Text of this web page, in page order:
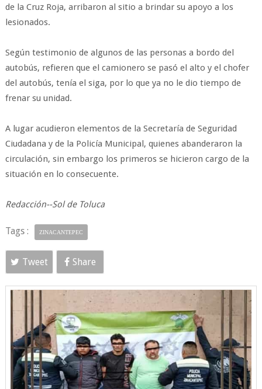
de la Cruz Roja, arribaron al sitio a brindar su apoyo a los
lesionados.
Según testimonio de algunos de las personas a bordo del
autobús, refieren que el camionero se pasó el alto y el chofer
del autobús, tenía el siga, por lo que ya no le dio tiempo de
frenar su unidad.
A lugar acudieron elementos de la Secretaría de Seguridad
Ciudadana y de la Policía Municipal, quienes abanderaron la
circulación, sin embargo los primeros se hicieron cargo de la
situación en lo consecuente.
Redacción--Sol de Toluca
Tags : ZINACANTEPEC
Tweet Share